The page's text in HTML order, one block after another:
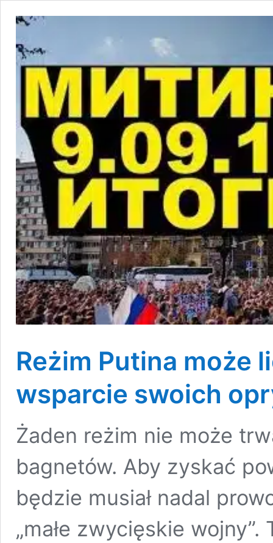
Reżim Putina może
wsparcie swoich
Żaden reżim nie może
bagnetów. Aby zyskać
będzie musiał nadal
„małe zwycięskie